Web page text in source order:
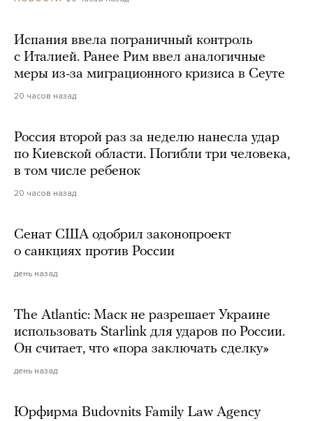
Испания ввела пограничный контроль
с Италией. Ранее Рим ввел аналогичные
меры из-за миграционного кризиса в Сеуте
20 часов назад
Россия второй раз за неделю нанесла удар
по Киевской области. Погибли три человека,
в том числе ребенок
20 часов назад
Сенат США одобрил законопроект
о санкциях против России
день назад
The Atlantic: Маск не разрешает Украине
использовать Starlink для ударов по России.
Он считает, что «пора заключать сделку»
день назад
Юрфирма Budovnits Family Law Agency